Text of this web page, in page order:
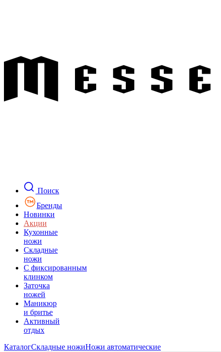
Поиск
Бренды
Новинки
Акции
Кухонные
ножи
Складные
ножи
C фиксированным
клинком
Заточка
ножей
Маникюр
и бритье
Активный
отдых
КаталогСкладные ножиНожи автоматические